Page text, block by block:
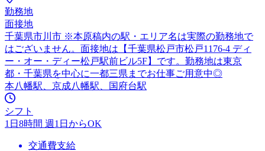
勤務地
面接地
千葉県市川市 ※本原稿内の駅・エリア名は実際の勤務地で
はございません。面接地は【千葉県松戸市松戸1176-4 ディ
ー・オー・ディー松戸駅前ビル5F】です。勤務地は東京
都・千葉県を中心に一都三県までお仕事ご用意中◎
本八幡駅、京成八幡駅、国府台駅
シフト
1日8時間 週1日からOK
交通費支給